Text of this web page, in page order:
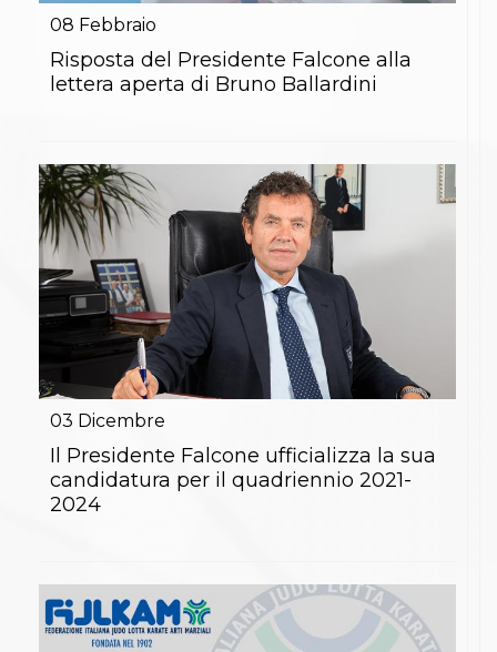
08 Febbraio
Risposta del Presidente Falcone alla
lettera aperta di Bruno Ballardini
03 Dicembre
Il Presidente Falcone ufficializza la sua
candidatura per il quadriennio 2021-
2024